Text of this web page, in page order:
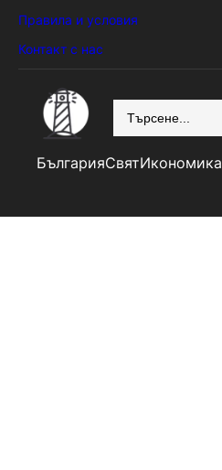
Правила и условия
Контакт с нас
БългарияСвятИкономика